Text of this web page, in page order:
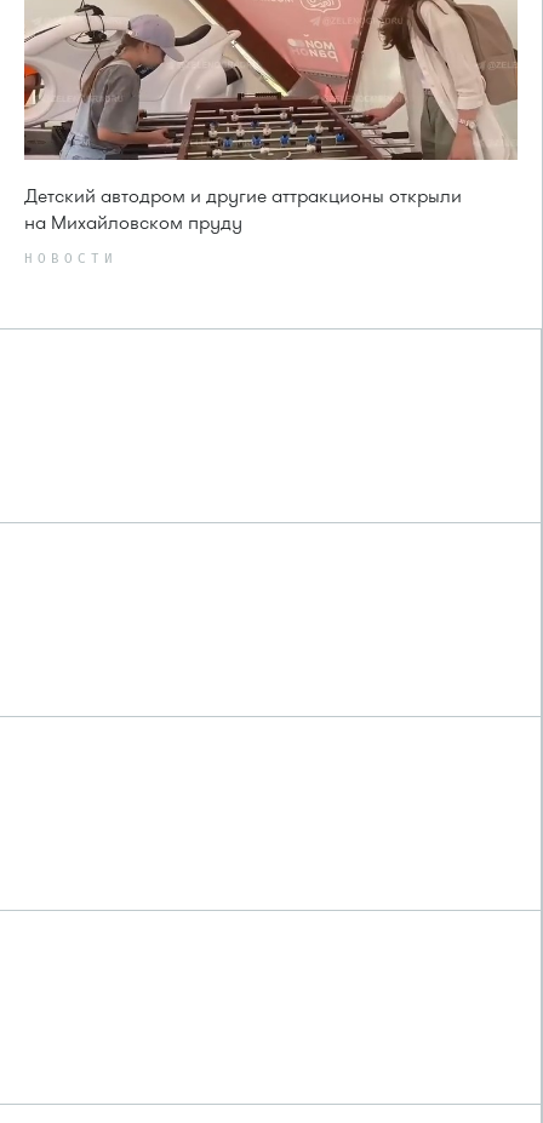
Детский автодром и другие аттракционы открыли
на Михайловском пруду
НОВОСТИ